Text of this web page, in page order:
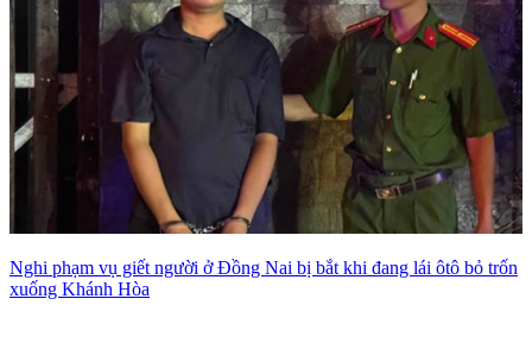
Nghi phạm vụ giết người ở Đồng Nai bị bắt khi đang lái ôtô bỏ trốn
xuống Khánh Hòa